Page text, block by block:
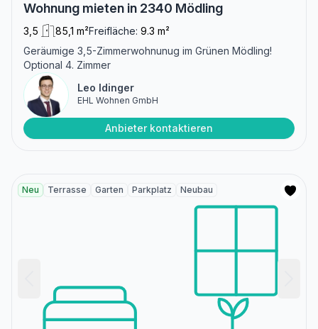
Wohnung mieten in 2340 Mödling
3,5 85,1 m²Freifläche: 9.3 m²
Geräumige 3,5-Zimmerwohnunug im Grünen Mödling!
Optional 4. Zimmer
Leo Idinger
EHL Wohnen GmbH
Anbieter kontaktieren
Neu Terrasse Garten Parkplatz Neubau